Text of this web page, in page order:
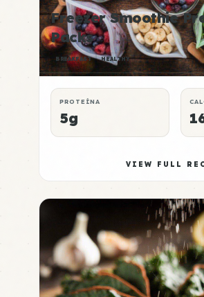
Freezer Smoothie
Packs
BREAKFAST HEALTHY
PROTEÍNA
5g
VIEW FULL